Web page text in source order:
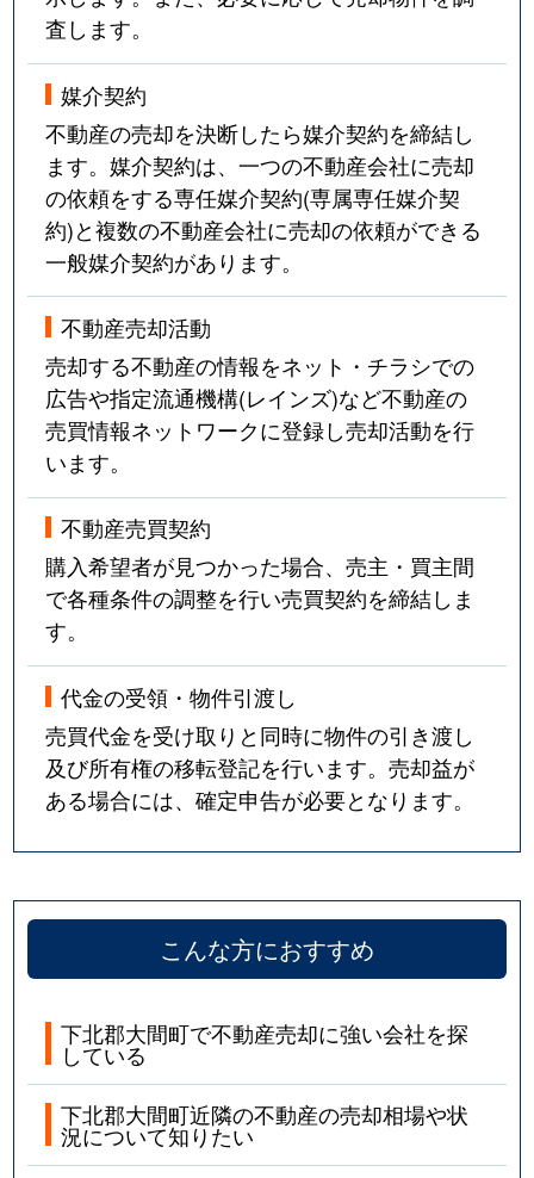
査します。
媒介契約
不動産の売却を決断したら媒介契約を締結し
ます。媒介契約は、一つの不動産会社に売却
の依頼をする専任媒介契約(専属専任媒介契
約)と複数の不動産会社に売却の依頼ができる
一般媒介契約があります。
不動産売却活動
売却する不動産の情報をネット・チラシでの
広告や指定流通機構(レインズ)など不動産の
売買情報ネットワークに登録し売却活動を行
います。
不動産売買契約
購入希望者が見つかった場合、売主・買主間
で各種条件の調整を行い売買契約を締結しま
す。
代金の受領・物件引渡し
売買代金を受け取りと同時に物件の引き渡し
及び所有権の移転登記を行います。売却益が
ある場合には、確定申告が必要となります。
こんな方におすすめ
下北郡大間町で不動産売却に強い会社を探
している
下北郡大間町近隣の不動産の売却相場や状
況について知りたい